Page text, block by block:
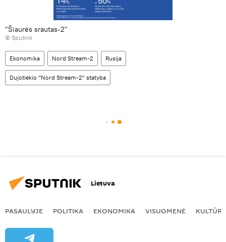
"Šiaurės srautas-2"
© Sputnik
Ekonomika Nord Stream-2 Rusija
Dujotiekio "Nord Stream-2" statyba
Lietuva
PASAULYJE POLITIKA EKONOMIKA VISUOMENĖ KULTŪRA